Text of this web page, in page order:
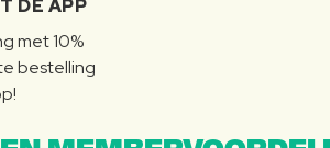
DE APP
met 10%
bestelling